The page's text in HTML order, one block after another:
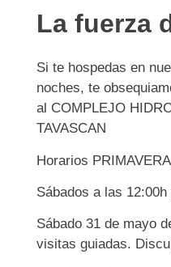
La fuerza
Si te hospedas en
noches, te
al COMPLEJO
TAVASCAN
Horarios
Sábados a las
Sábado 31 de mayo
visitas guiadas.